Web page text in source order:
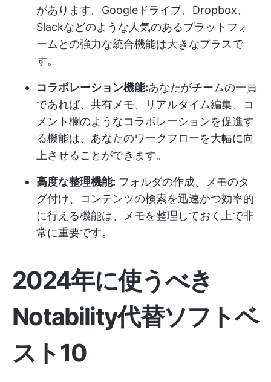
があります。Googleドライブ、Dropbox、
Slackなどのような人気のあるプラットフォ
ームとの強力な統合機能は大きなプラスで
す。
コラボレーション機能:あなたがチームの一員
であれば、共有メモ、リアルタイム編集、コ
メント欄のようなコラボレーションを促進す
る機能は、あなたのワークフローを大幅に向
上させることができます。
高度な整理機能: フォルダの作成、メモのタ
グ付け、コンテンツの検索を迅速かつ効率的
に行える機能は、メモを整理しておく上で非
常に重要です。
2024年に使うべき
Notability代替ソフトベ
スト10